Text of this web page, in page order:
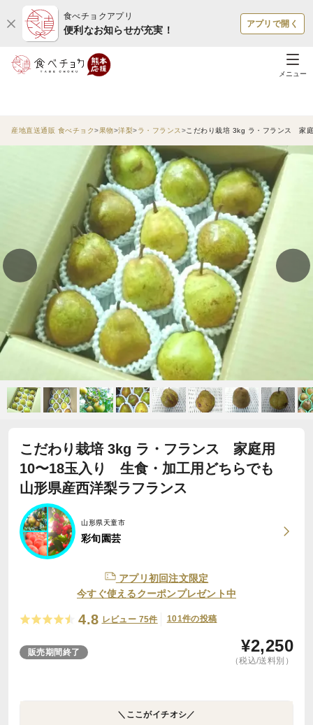
食べチョクアプリ
便利なお知らせが充実！
アプリで開く
メニュー
産地直送通販 食べチョク 果物 洋梨 ラ・フランス こだわり栽培 3kg ラ・フランス 家
こだわり栽培 3kg ラ・フランス 家庭用
10〜18玉入り 生食・加工用どちらでも
山形県産西洋梨ラフランス
山形県天童市
彩旬園芸
アプリ初回注文限定
今すぐ使えるクーポンプレゼント中
4.8 レビュー 75件 101件の投稿
販売期間終了 ¥2,250
（税込/送料別）
＼ここがイチオシ／